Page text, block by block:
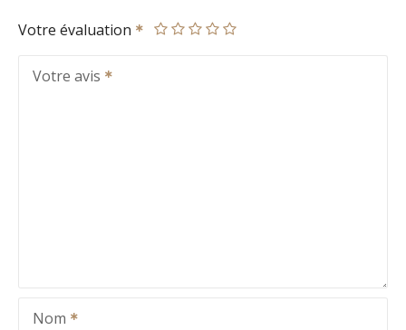
Votre évaluation
Votre avis
Nom